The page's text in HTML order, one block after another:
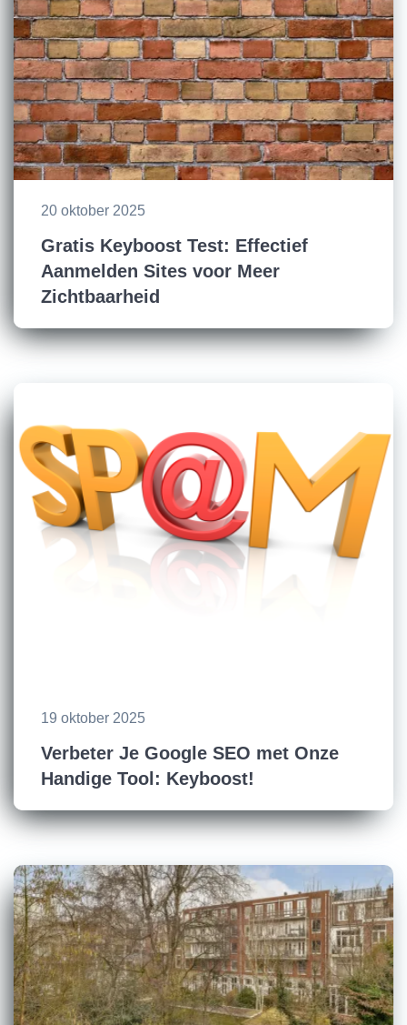
20 oktober 2025
Gratis Keyboost Test: Effectief
Aanmelden Sites voor Meer
Zichtbaarheid
19 oktober 2025
Verbeter Je Google SEO met Onze
Handige Tool: Keyboost!